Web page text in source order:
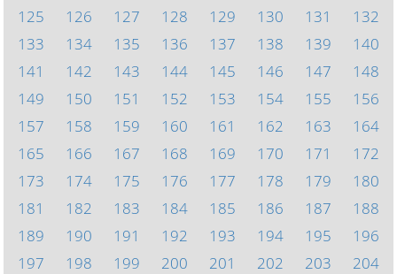
125
126 127 128 129 130 131
132
133
134 135 136 137 138 139
140
141
142 143 144 145 146 147
148
149
150 151 152 153 154 155
156
157
158 159 160 161 162 163
164
165
166 167 168 169 170 171
172
173
174 175 176 177 178 179
180
181
182 183 184 185 186 187
188
189
190 191 192 193 194 195
196
197
198 199 200 201 202 203
204